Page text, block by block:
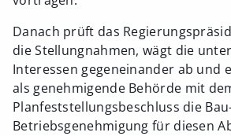
Danach prüft das
die Stellungnahmen, wägt die
Interessen gegeneinander ab und
als genehmigende Behörde mit
Planfeststellungsbeschluss die
Betriebsgenehmigung für diesen